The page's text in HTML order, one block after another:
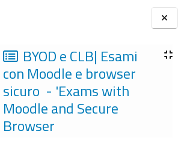
Blocchi
BYOD e CLB| Esami
con Moodle e browser
sicuro - 'Exams with
Moodle and Secure
Browser